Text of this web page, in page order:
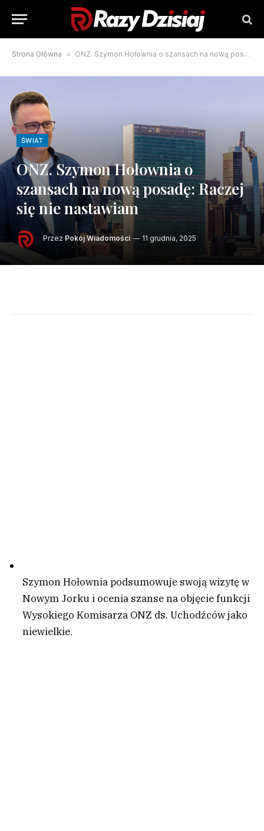
Strona Główna » ONZ. Szymon Hołownia o szansach na nową posadę: Raczej się nie nastawiam
ŚWIAT
ONZ. Szymon Hołownia o
szansach na nową posadę: Raczej
się nie nastawiam
Przez Pokój Wiadomości 11 grudnia, 2025
Szymon Hołownia podsumowuje swoją wizytę w
Nowym Jorku i ocenia szanse na objęcie funkcji
Wysokiego Komisarza ONZ ds. Uchodźców jako
niewielkie.